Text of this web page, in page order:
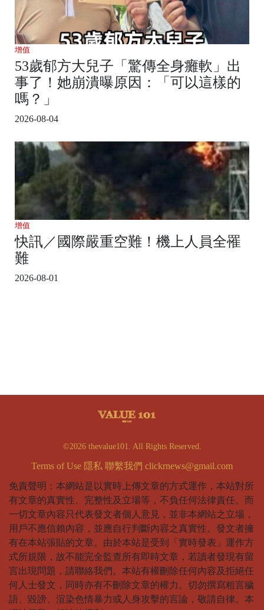
增值
53歲郁方大兒子「驚傳全身癱軟」出
事了！她崩潰曝原因：「可以這樣的
嗎？」
2026-08-04
增值
快訊／國際嚴重空難！機上人員全罹
難
2026-08-01
©2026 thevalue101. All Rights Reserved.
Terms of Use 隱私 聯繫我們 clickrnews@gmail.com
免責聲明：本網站是以實時上傳文章的方式運作，本站對所
有文章的真實性、完整性及立場等，不負任何法律責任。而
一切文章內容只代表發文者個人意見，並非本網站之立場，
用戶不應信賴內容，並應自行判斷內容之真實性。發文者擁
有在本站張貼的文章。由於本站是受到「實時發表」運作方
式所規限，故不能完全監查所有即時文章，若讀者發現有留
言出現問題，請聯絡我們。本站有權刪除任何內容及拒絕任
何人士發文，同時亦有不刪除文章的權力。切勿撰寫粗言穢
語、毀謗、渲染色情暴力或人身攻擊的言論，敬請自律。本